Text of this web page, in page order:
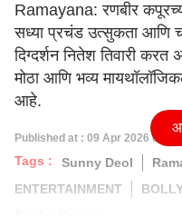
Ramayana: रणबीर
सध्या प्रचंड उत्सुकता आणि
दिग्दर्शन नितेश तिवारी
मोठा आणि भव्य
आहे.
Published at : 09 Apr 2026 02:07
Tags : Sunny Deol
ENTERTAINMENT